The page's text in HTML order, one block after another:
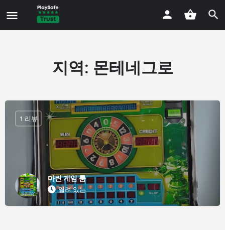
지역: 몬테네그로
마린 게임 룸
열려 있는
1 리뷰